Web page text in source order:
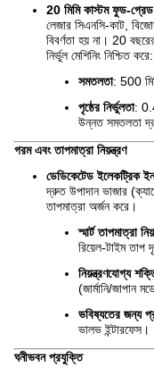
20 মিমি কাস্টম ফুড-
লেজার সিএনসি-কাট,
বিবর্ণতা হয় না। 20
নির্ভুল মেশিনিং নিশ্চিত করে:
সমতলতা: 500
পৃষ্ঠের নির্ভুলতা:
উন্নত সমতলতা
গরম এবং তাপমাত্রা নিয়ন্ত্রণ
ডেডিকেটেড ইলেকট্রিক
দ্রুত উপাদান ভাজার
তাপমাত্রা অর্জন করে।
স্মার্ট তাপমাত্রা
রিয়েল-টাইম তাপ
নিয়ন্ত্রণযোগ্য
(জার্মানি/জাপান
ভবিষ্যতের জন্য
ভালভ ইন্টারফেস।
ঘনীভবন প্রযুক্তি